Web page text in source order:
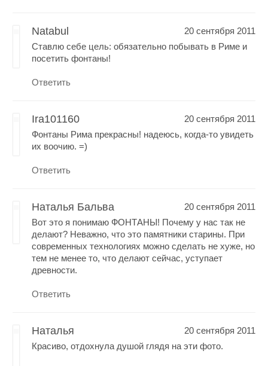
Natabul
20 сентября 2011
Ставлю себе цель: обязательно побывать в Риме и
посетить фонтаны!
Ответить
Ira101160
20 сентября 2011
Фонтаны Рима прекрасны! надеюсь, когда-то увидеть
их воочию. =)
Ответить
Наталья Бальва
20 сентября 2011
Вот это я понимаю ФОНТАНЫ! Почему у нас так не
делают? Неважно, что это памятники старины. При
современных технологиях можно сделать не хуже, но
тем не менее то, что делают сейчас, уступает
древности.
Ответить
Наталья
20 сентября 2011
Красиво, отдохнула душой глядя на эти фото.